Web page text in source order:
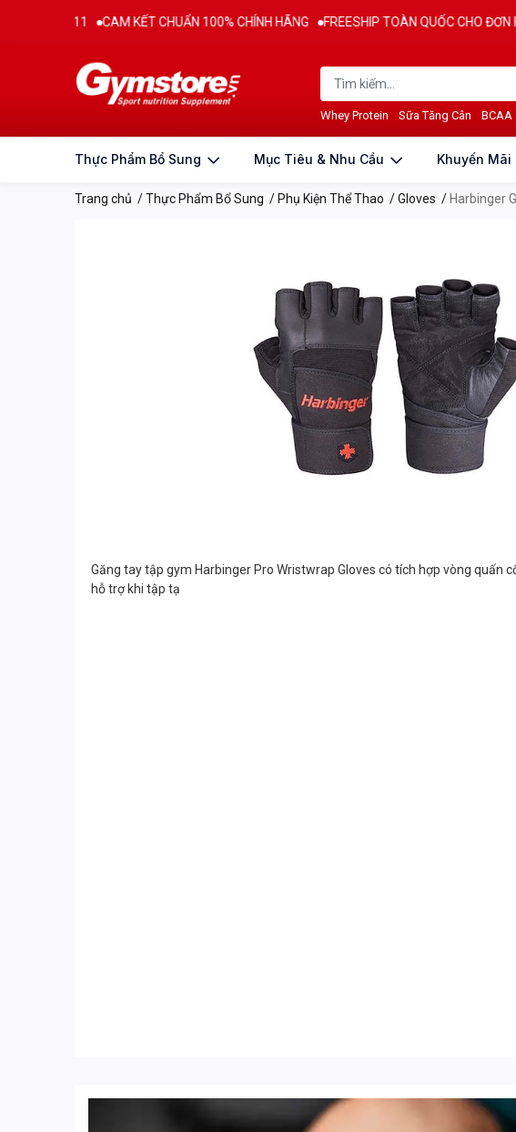
CAM KẾT CHUẨN 100% CHÍNH HÃNG FREESHIP TOÀN QUỐC CHO ĐƠN HÀNG TỪ
Whey Protein Sữa Tăng Cân BCAA
Thực Phẩm Bổ Sung Mục Tiêu & Nhu Cầu Khuyến Mãi
Trang chủ /Thực Phẩm Bổ Sung / Phụ Kiện Thể Thao /Gloves / Harbinger
Thông tin sản phẩm Đặc điểm nổi bật Đánh giá sản phẩm
Găng tay tập gym Harbinger Pro Wristwrap Gloves có tích hợp vòng quấn
hỗ trợ khi tập tạ